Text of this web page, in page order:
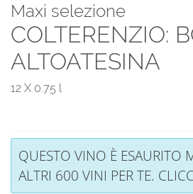
Maxi selezione
COLTERENZIO:
ALTOATESINA
12 X 0.75 l
QUESTO VINO È ESAURITO
ALTRI 600 VINI PER TE.